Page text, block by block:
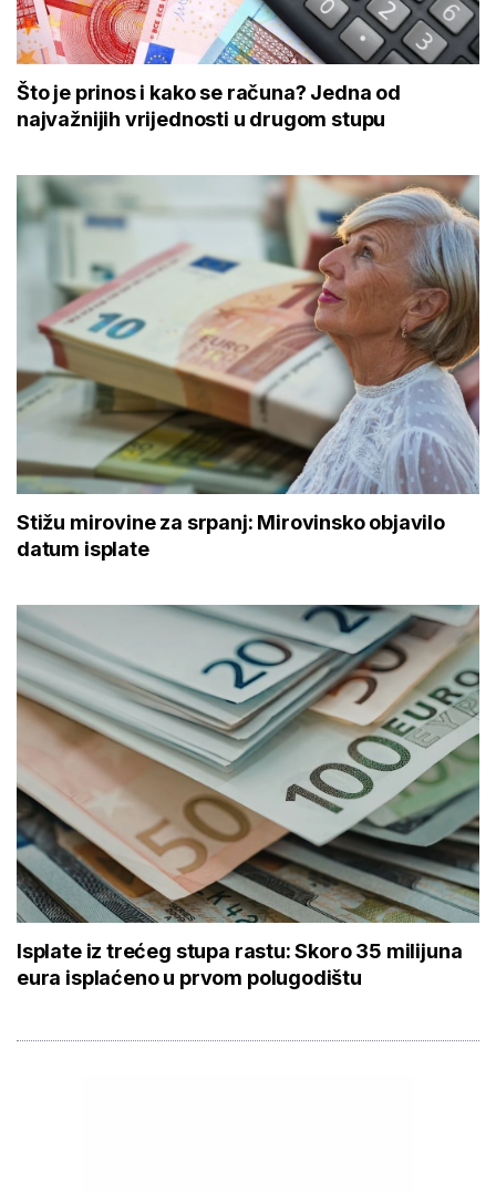
Što je prinos i kako se računa? Jedna od
najvažnijih vrijednosti u drugom stupu
Stižu mirovine za srpanj: Mirovinsko objavilo
datum isplate
Isplate iz trećeg stupa rastu: Skoro 35 milijuna
eura isplaćeno u prvom polugodištu